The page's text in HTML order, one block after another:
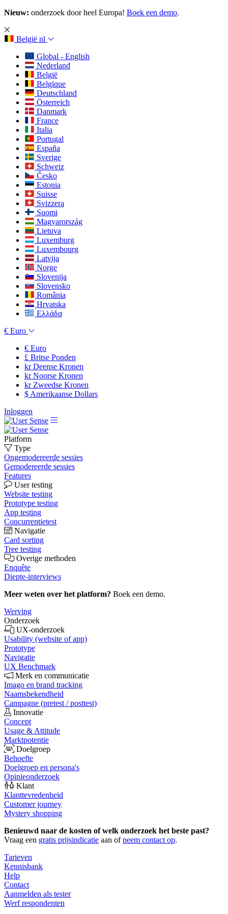
Nieuw: onderzoek door heel Europa! Boek een demo.
België nl
Global - English
Nederland
België
Belgique
Deutschland
Österreich
Danmark
France
Italia
Portugal
España
Sverige
Schweiz
Česko
Estonia
Suisse
Svizzera
Suomi
Magyarország
Lietuva
Luxemburg
Luxembourg
Latvija
Norge
Slovenija
Slovensko
România
Hrvatska
Ελλάδα
€ Euro
€ Euro
£ Britse Ponden
krDeense Kronen
krNoorse Kronen
krZweedse Kronen
$ Amerikaanse Dollars
Inloggen
Platform
Type
Ongemodereerde sessies
Gemodereerde sessies
Features
User testing
Website testing
Prototype testing
App testing
Concurrentietest
Navigatie
Card sorting
Tree testing
Overige methoden
Enquête
Diepte-interviews
Meer weten over het platform? Boek een demo.
Werving
Onderzoek
UX-onderzoek
Usability (website of app)
Prototype
Navigatie
UX Benchmark
Merk en communicatie
Imago en brand tracking
Naamsbekendheid
Campagne (pretest / posttest)
Innovatie
Concept
Usage & Attitude
Marktpotentie
Doelgroep
Behoefte
Doelgroep en persona's
Opinieonderzoek
Klant
Klanttevredenheid
Customer journey
Mystery shopping
Benieuwd naar de kosten of welk onderzoek het beste past?
Vraag een gratis prijsindicatie aan ofneem contact op.
Tarieven
Kennisbank
Help
Contact
Aanmelden als tester
Werf respondenten